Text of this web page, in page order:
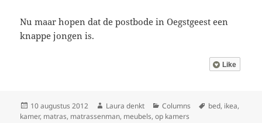
Nu maar hopen dat de postbode in Oegstgeest een
knappe jongen is.
Like
Geplaatst
op
10 augustus 2012 Auteur
Laura denkt Categorieën
Columns Tags
bed, ikea,
kamer, matras, matrassenman, meubels,op kamers